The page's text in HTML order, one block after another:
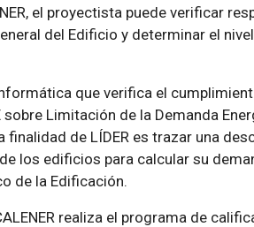
el proyectista puede verificar
del Edificio y determinar el
que verifica el
Limitación de la Demanda
finalidad de LÍDER es trazar una
los edificios para calcular su
de la Edificación.
realiza el programa de